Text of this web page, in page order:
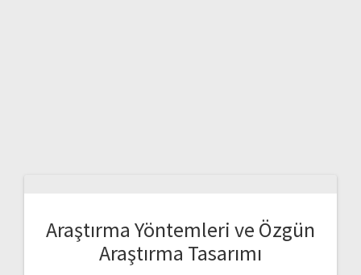
Araştırma Yöntemleri ve Özgün
Araştırma Tasarımı